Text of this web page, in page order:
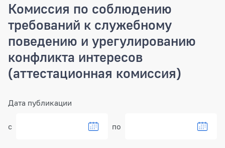
Комиссия по соблюдению
требований к служебному
поведению и урегулированию
конфликта интересов
(аттестационная комиссия)
Дата публикации
с по